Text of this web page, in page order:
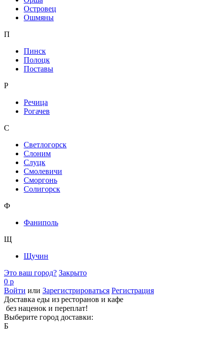
Островец
Ошмяны
П
Пинск
Полоцк
Поставы
Р
Речица
Рогачев
С
Светлогорск
Слоним
Слуцк
Смолевичи
Сморгонь
Солигорск
Ф
Фаниполь
Щ
Щучин
Это ваш город? Закрыто
0 р
Войти или Зарегистрироваться Регистрация
Доставка еды из ресторанов и кафе
без наценок и переплат!
Выберите город доставки:
Б